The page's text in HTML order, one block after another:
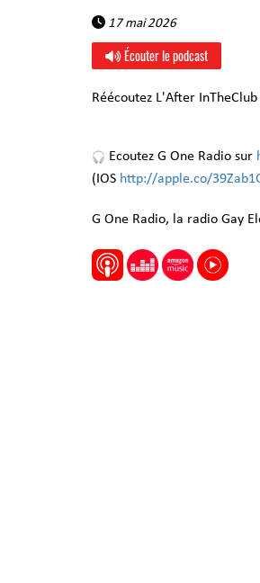
17 mai 2026
Écouter le podcast
Réécoutez L'After
Ecoutez G One Radio sur
(IOS http://apple.co/
G One Radio, la radio Gay